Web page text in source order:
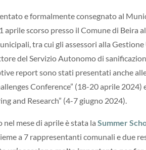
e formalmente consegnato al
aprile scorso presso il Comune di Beira
tra cui gli assessori alla
del Servizio Autonomo di
report sono stati presentati anche
Conference” (18-20 aprile
and Research” (4-7 giugno 2024).
mese di aprile è stata laSummer
a 7 rappresentanti comunali e due